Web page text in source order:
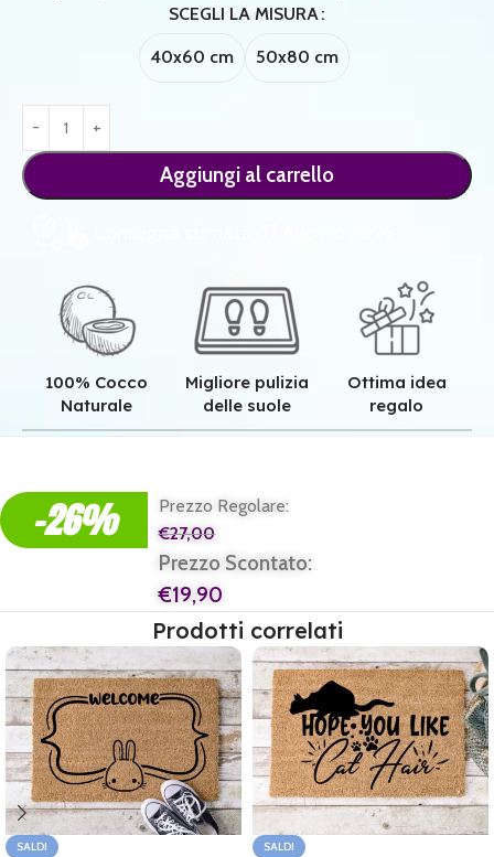
SCEGLI LA MISURA
40x60 cm 50x80 cm
Aggiungi al carrello
100% Cocco
Naturale
Migliore pulizia
delle suole
Ottima idea
regalo
-26%
Prezzo Regolare:
€27,00
Prezzo Scontato:
€19,90
Prodotti correlati
SALDI SALDI